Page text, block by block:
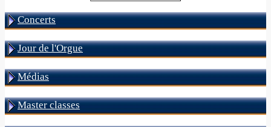
Concerts
Jour de l'Orgue
Médias
Master classes